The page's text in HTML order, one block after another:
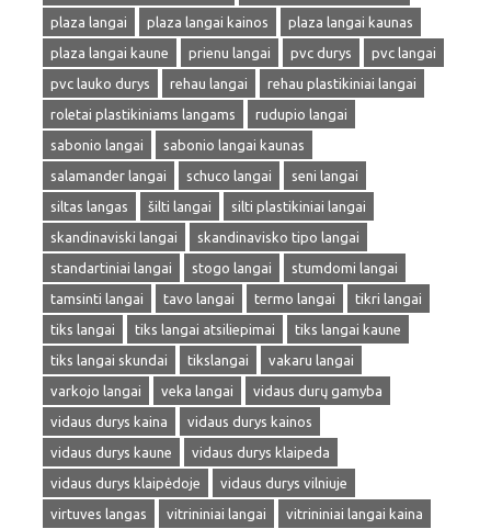
plaza langai
plaza langai kainos
plaza langai kaunas
plaza langai kaune
prienu langai pvc durys
pvc langai
pvc lauko durys
rehau langai
rehau plastikiniai langai
roletai plastikiniams langams
rudupio langai
sabonio langai
sabonio langai kaunas
salamander langai
schuco langai
seni langai
siltas langas
šilti langai
silti plastikiniai langai
skandinaviski langai
skandinavisko tipo langai
standartiniai langai
stogo langai
stumdomi langai
tamsinti langai
tavo langai termo langai
tikri langai
tiks langai
tiks langai atsiliepimai
tiks langai kaune
tiks langai skundai
tikslangai
vakaru langai
varkojo langai
veka langai
vidaus durų gamyba
vidaus durys kaina
vidaus durys kainos
vidaus durys kaune
vidaus durys klaipeda
vidaus durys klaipėdoje
vidaus durys vilniuje
virtuves langas
vitrininiai langai
vitrininiai langai kaina